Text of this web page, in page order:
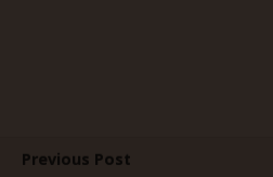
Previous Post